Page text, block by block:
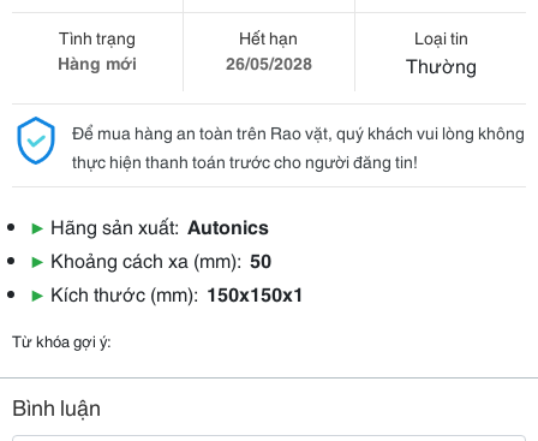
Tình trạng
Hàng mới
Hết hạn
26/05/2028
Loại tin
Thường
Để mua hàng an toàn trên Rao vặt, quý khách vui lòng không
thực hiện thanh toán trước cho người đăng tin!
▶ Hãng sản xuất: Autonics
▶ Khoảng cách xa (mm): 50
▶ Kích thước (mm): 150x150x1
Từ khóa gợi ý:
Bình luận